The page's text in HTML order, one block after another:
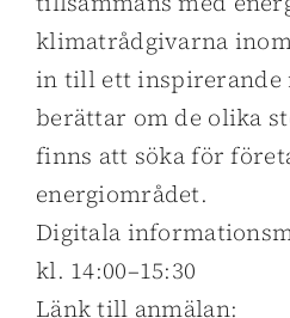
klimatrådgivarna
in till ett inspirerande
berättar om de olika
finns att söka för
energiområdet.
Digitala
kl. 14:00–15:30
Länk till anmälan: